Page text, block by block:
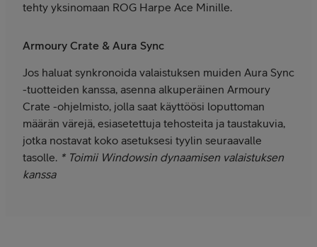
tehty yksinomaan ROG Harpe Ace Minille.
Armoury Crate & Aura Sync
Jos haluat synkronoida valaistuksen muiden Aura Sync
-tuotteiden kanssa, asenna alkuperäinen Armoury
Crate -ohjelmisto, jolla saat käyttöösi loputtoman
määrän värejä, esiasetettuja tehosteita ja taustakuvia,
jotka nostavat koko asetuksesi tyylin seuraavalle
tasolle. * Toimii Windowsin dynaamisen valaistuksen
kanssa